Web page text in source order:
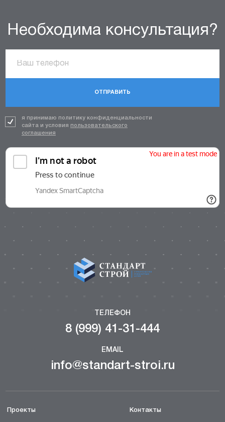
Необходима консультация?
ОТПРАВИТЬ
я принимаю политику конфиденциальности
сайта и условия пользовательского
соглашения
ТЕЛЕФОН
8 (999) 41-31-444
EMAIL
info@standart-stroi.ru
Проекты Контакты